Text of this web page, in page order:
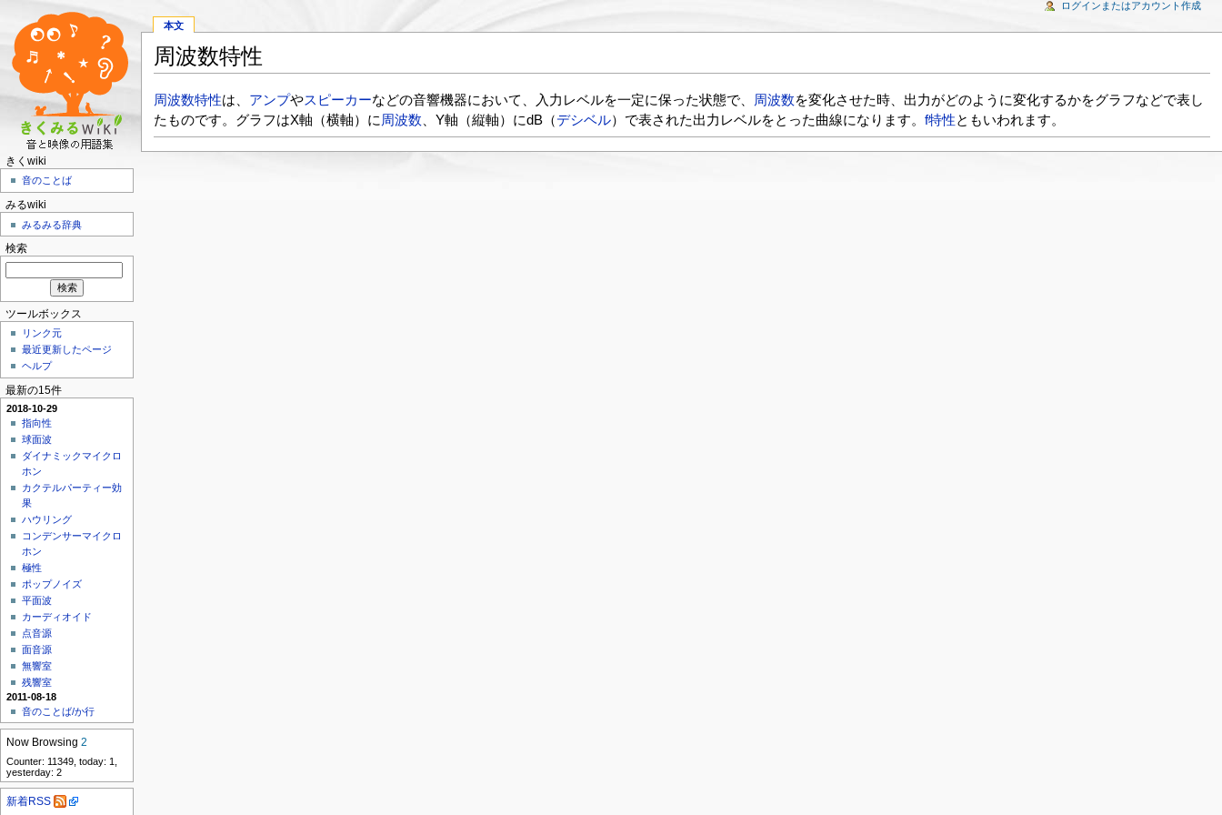
きくwiki
音のことば
みるwiki
みるみる辞典
検索
ツールボックス
リンク元
最近更新したページ
ヘルプ
最新の15件
2018-10-29
指向性
球面波
ダイナミックマイクロ
ホン
カクテルパーティー効
果
ハウリング
コンデンサーマイクロ
ホン
極性
ポップノイズ
平面波
カーディオイド
点音源
面音源
無響室
残響室
2011-08-18
音のことば/か行
Now Browsing2
Counter: 11349, today: 1,
yesterday: 2
新着RSS
本文
周波数特性
周波数特性は、 アンプやスピーカーなどの音響機器において、入力レベルを一定に保った状態で、 周波数を変化させた時、出力がどのように変化するかをグラフなどで表し
たものです。グラフはX軸（横軸）に 周波数 、Y軸（縦軸）にdB（デシベル）で表された出力レベルをとった曲線になります。 f特性ともいわれます。
ログインまたはアカウント作成